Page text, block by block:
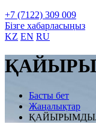
+7 (7122) 309 009
Бізге хабарласыңыз
KZ EN RU
Басты бет
Жаңалықтар